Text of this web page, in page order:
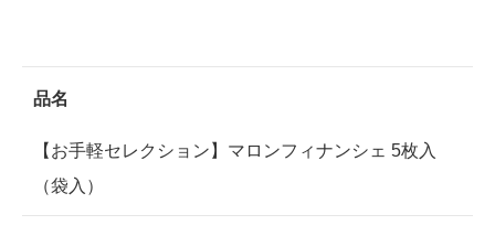
品名
【お手軽セレクション】マロンフィナンシェ 5枚入
（袋入）